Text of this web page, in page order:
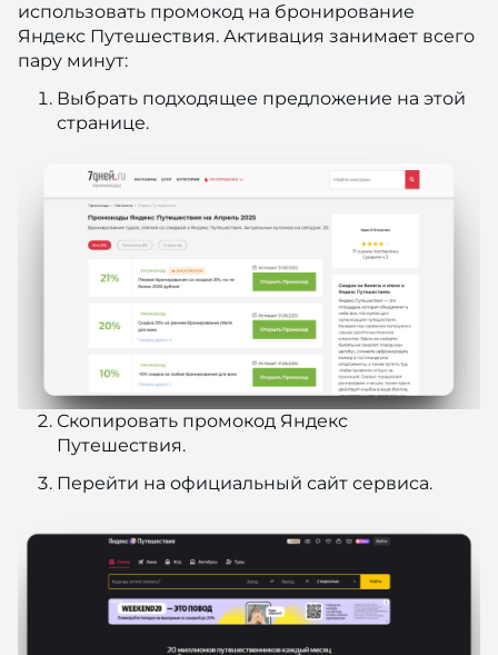
использовать промокод на бронирование
Яндекс Путешествия. Активация занимает всего
пару минут:
Выбрать подходящее предложение на этой
странице.
Скопировать промокод Яндекс
Путешествия.
Перейти на официальный сайт сервиса.